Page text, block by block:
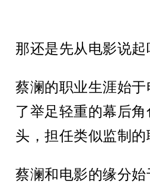
那还是先从电影说起
蔡澜的职业生涯始
了举足轻重的幕后
头，担任类似监制的
蔡澜和电影的缘分